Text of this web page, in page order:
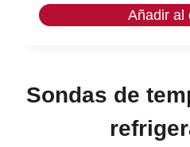
Añadir al
Sondas de